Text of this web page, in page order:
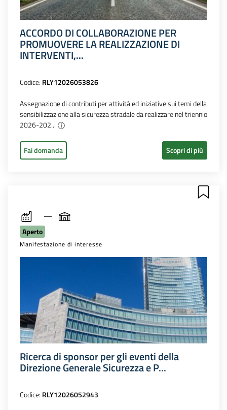
ACCORDO DI COLLABORAZIONE PER
PROMUOVERE LA REALIZZAZIONE DI
INTERVENTI,...
Codice: RLY12026053826
Assegnazione di contributi per attività ed iniziative sui temi della
sensibilizzazione alla sicurezza stradale da realizzare nel triennio
2026-202...
Fai domanda Scopri di più
Aperto
Manifestazione di interesse
Ricerca di sponsor per gli eventi della
Direzione Generale Sicurezza e P...
Codice: RLY12026052943